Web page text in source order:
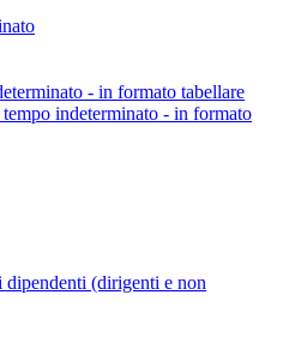
- in formato tabellare
indeterminato - in formato
(dirigenti e non